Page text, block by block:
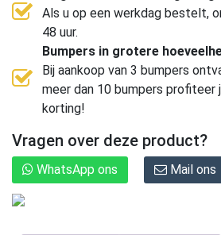
Als u op een werkdag bestelt,
48 uur.
Bumpers in grotere
Bij aankoop van 3 bumpers
meer dan 10 bumpers profiteer
korting!
Vragen over deze product?
WhatsApp ons Mail ons